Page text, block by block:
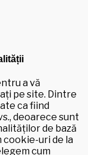
a vă
pe site. Dintre
ca fiind
deoarece sunt
de bază
cookie-uri de la
cum